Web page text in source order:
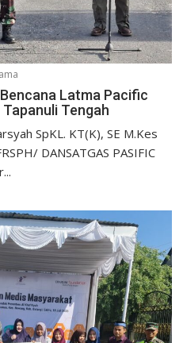
Latma Pacific
Tengah
SpKL. KT(K), SE M.Kes
DANSATGAS PASIFIC